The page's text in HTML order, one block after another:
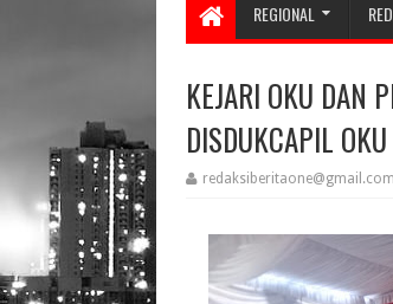
REGIONAL
KEJARI OKU DAN
DISDUKCAPIL OKU
redaksiberitaone@gmail.com